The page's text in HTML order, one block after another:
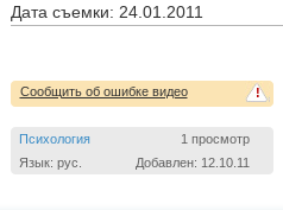
Дата съемки: 24.01.2011
!
Сообщить об ошибке видео
Психология
1 просмотр
Язык: рус.
Добавлен: 12.10.11